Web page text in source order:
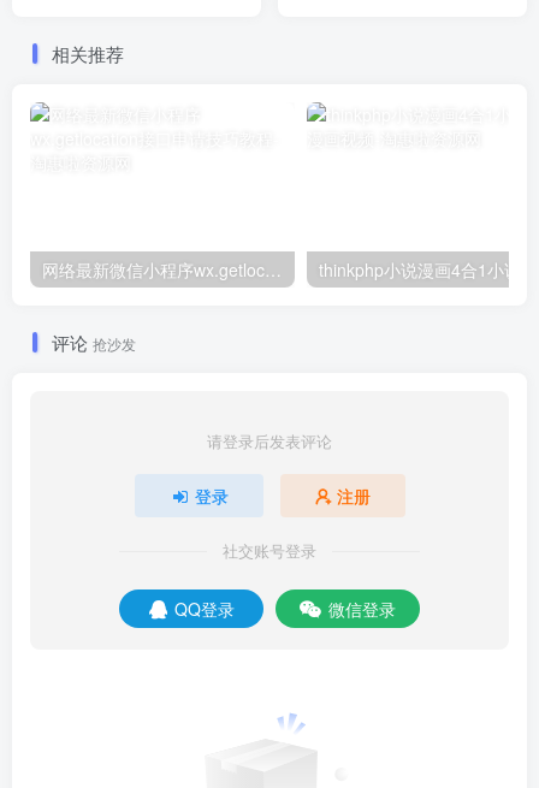
相关推荐
网络最新微信小程序wx.getlocation接口申请技巧教程
评论 抢沙发
请登录后发表评论
登录 注册
社交账号登录
QQ登录 微信登录